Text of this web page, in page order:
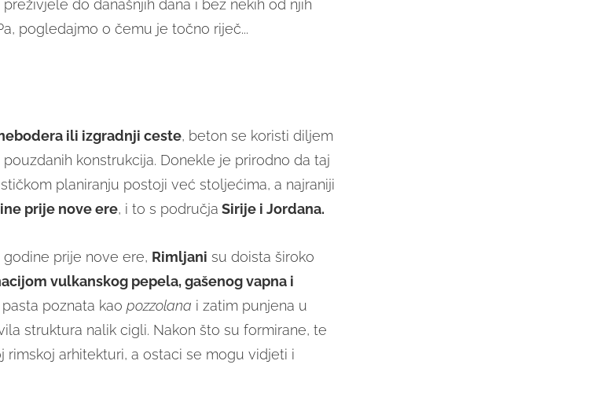
do današnjih dana i bez nekih od njih
pogledajmo o čemu je točno riječ...
ili izgradnji ceste, beton se koristi diljem
konstrukcija. Donekle je prirodno da taj
planiranju postoji već stoljećima, a najraniji
prije nove ere, i to s područja Sirije i Jordana.
godine prije nove ere, Rimljani su doista široko
vulkanskog pepela, gašenog vapna i
poznata kao pozzolana i zatim punjena u
struktura nalik cigli. Nakon što su formirane, te
arhitekturi, a ostaci se mogu vidjeti i